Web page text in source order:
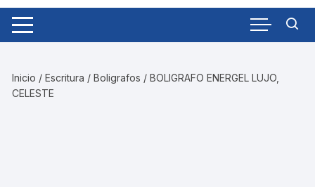
Inicio /Escritura /Boligrafos / BOLIGRAFO ENERGEL LUJO,
CELESTE